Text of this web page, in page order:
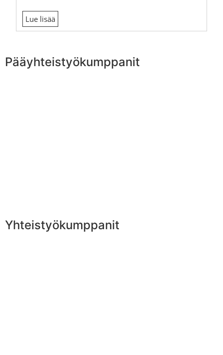
Lue lisää
Pääyhteistyökumppanit
Yhteistyökumppanit